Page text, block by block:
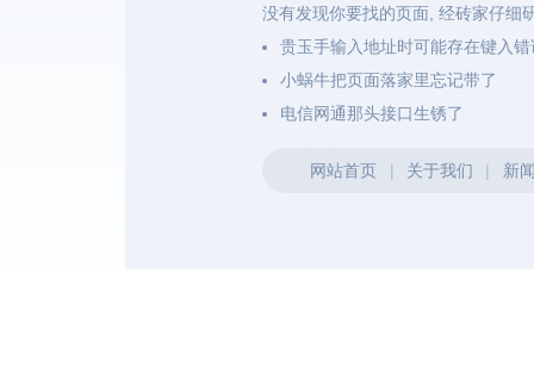
没有发现你要找的页面, 经砖家仔细
贵玉手输入地址时可能存在键入错
小蜗牛把页面落家里忘记带了
电信网通那头接口生锈了
网站首页 | 关于我们 | 新